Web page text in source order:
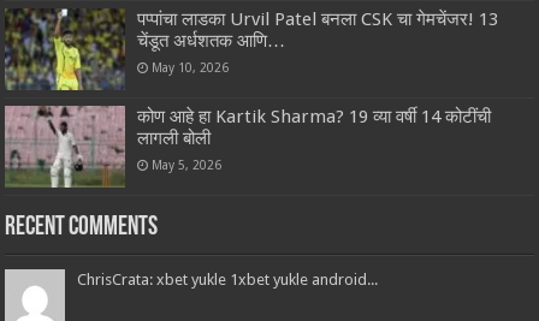
पप्पांचा लाडका Urvil Patel बनला CSK चा गेमचेंजर! 13
चेंडूत अर्धशतक आणि…
May 10, 2026
कोण आहे हा Kartik Sharma? 19 व्या वर्षी 14 कोटींची
लागली बोली
May 5, 2026
Recent Comments
ChrisCrata: xbet yukle 1xbet yukle android...